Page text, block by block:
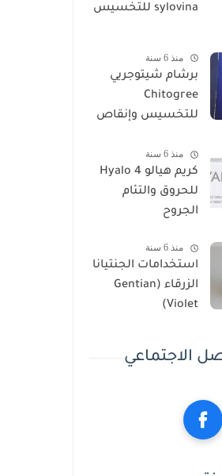
sylovina للتخسيس
منذ 6 سنة
برشام شيتوجريي
Chitogree
للتخسيس وإنقاص
منذ 6 سنة
كريم هيالو 4 Hyalo
للحروق والتئام
الجروح
منذ 6 سنة
استخدامات الجنتيانا
الزرقاء (Gentian
Violet)
الاجتماعي